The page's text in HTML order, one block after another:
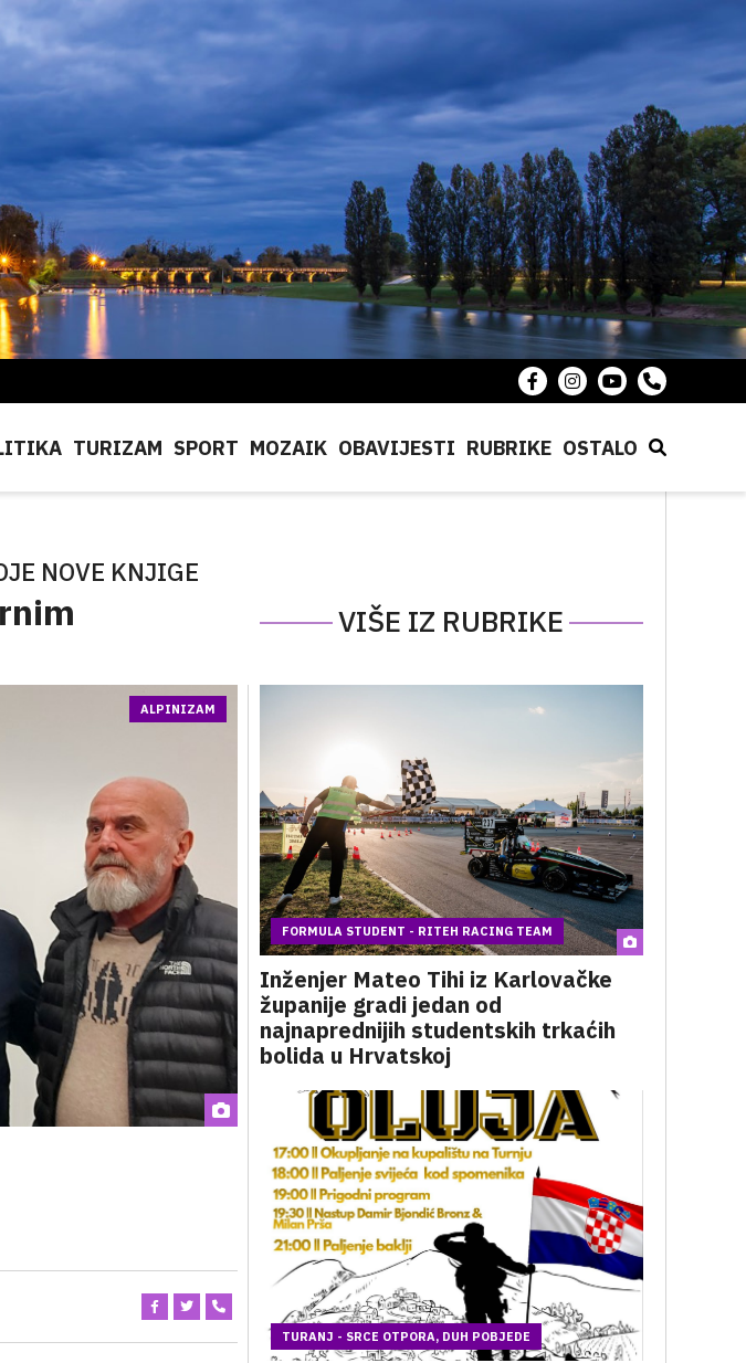
TURIZAM SPORT MOZAIK OBAVIJESTI RUBRIKE OSTALO
NOVE KNJIGE
VIŠE IZ RUBRIKE
ALPINIZAM
FORMULA STUDENT - RITEH RACING TEAM
Inženjer Mateo Tihi iz Karlovačke
županije gradi jedan od
najnaprednijih studentskih trkaćih
bolida u Hrvatskoj
TURANJ - SRCE OTPORA, DUH POBJEDE